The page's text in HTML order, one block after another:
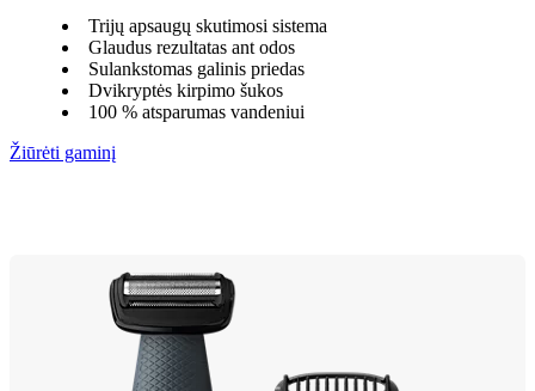
Trijų apsaugų skutimosi sistema
Glaudus rezultatas ant odos
Sulankstomas galinis priedas
Dvikryptės kirpimo šukos
100 % atsparumas vandeniui
Žiūrėti gaminį